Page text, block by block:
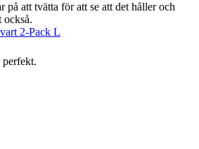
på att tvätta för att se att det håller och
också.
2-Pack L